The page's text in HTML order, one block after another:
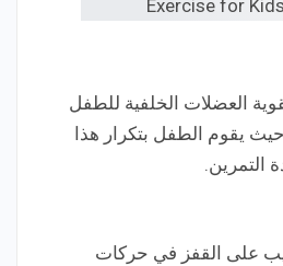
العضلات الخلفية للطفل
20 ثانية حيث يقوم الطفل بتكرار هذا
التمرين.
على القفز في حركات